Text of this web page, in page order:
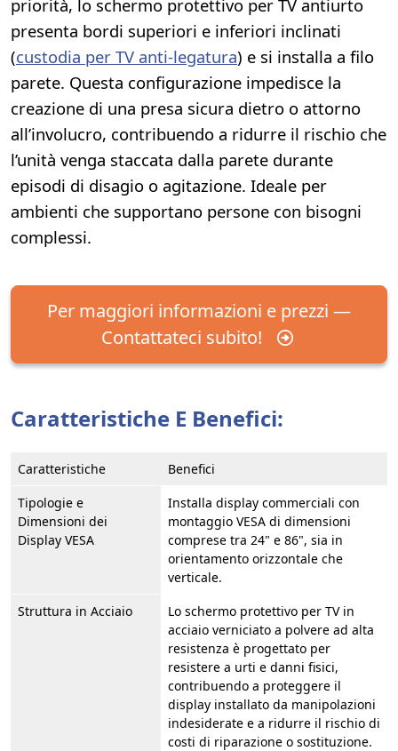
priorità, lo schermo protettivo per TV antiurto
presenta bordi superiori e inferiori inclinati
(custodia per TV anti-legatura) e si installa a filo
parete. Questa configurazione impedisce la
creazione di una presa sicura dietro o attorno
all’involucro, contribuendo a ridurre il rischio che
l’unità venga staccata dalla parete durante
episodi di disagio o agitazione. Ideale per
ambienti che supportano persone con bisogni
complessi.
Per maggiori informazioni e prezzi —
Contattateci subito!
Caratteristiche E Benefici:
Caratteristiche
Benefici
Tipologie e
Dimensioni dei
Display VESA
Installa display commerciali con
montaggio VESA di dimensioni
comprese tra 24" e 86", sia in
orientamento orizzontale che
verticale.
Struttura in Acciaio
Lo schermo protettivo per TV in
acciaio verniciato a polvere ad alta
resistenza è progettato per
resistere a urti e danni fisici,
contribuendo a proteggere il
display installato da manipolazioni
indesiderate e a ridurre il rischio di
costi di riparazione o sostituzione.